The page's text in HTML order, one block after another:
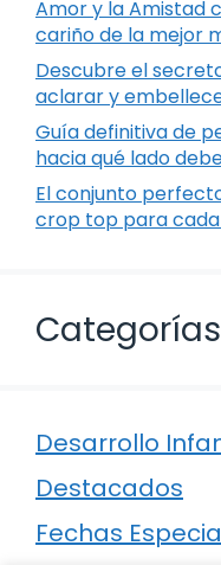
Amor y la Amistad
cariño de la mejor
Descubre el
aclarar y
Guía definitiva de
hacia qué lado
El conjunto
crop top para
Categorías
Desarrollo
Destacados
Fechas